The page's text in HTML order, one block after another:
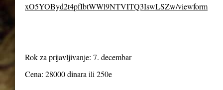
xO5YOByd2t4pfIbtWWl9NTVITQ3IswLSZw/viewform
Rok za prijavljivanje: 7. decembar
Cena: 28000 dinara ili 250e